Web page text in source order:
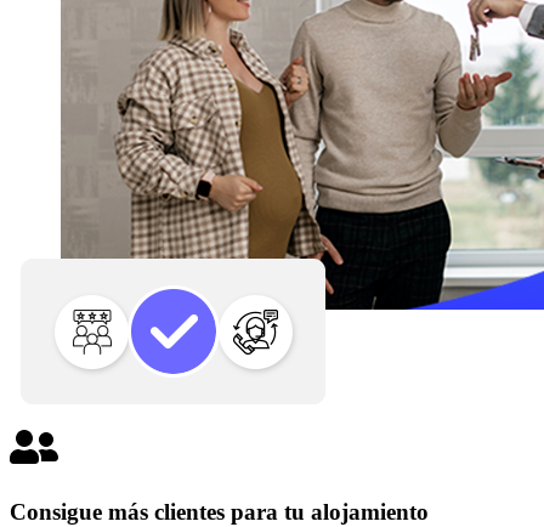
Consigue más clientes para tu alojamiento